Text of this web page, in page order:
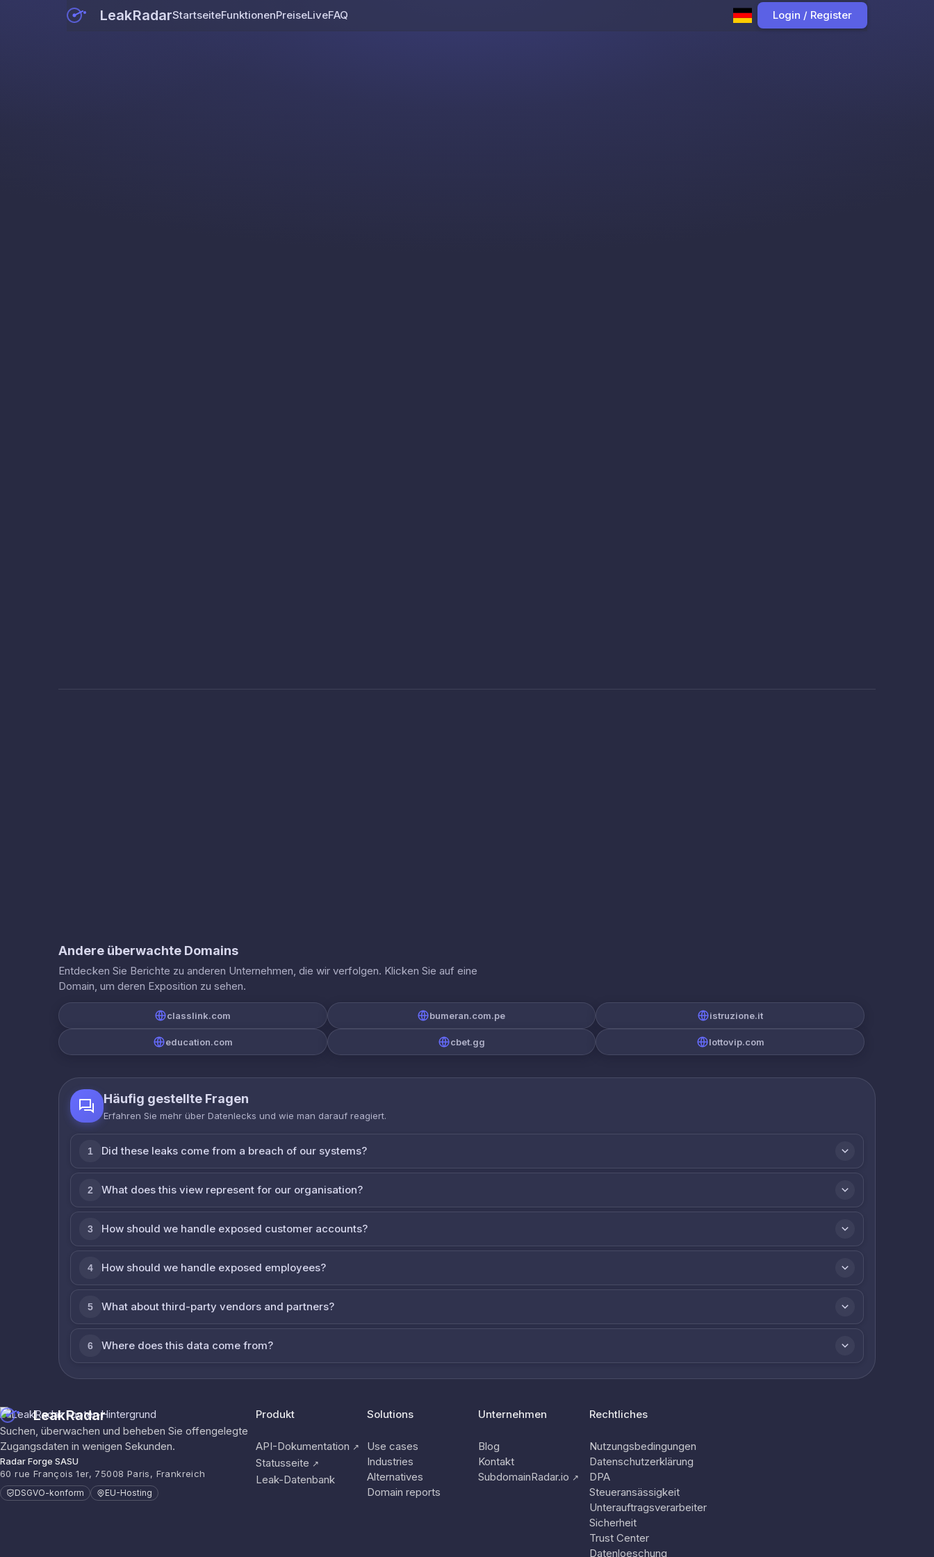
LeakRadarStartseiteFunktionenPreiseLiveFAQ Login / Register
Andere überwachte Domains
Entdecken Sie Berichte zu anderen Unternehmen, die wir verfolgen. Klicken Sie auf eine
Domain, um deren Exposition zu sehen.
classlink.com bumeran.com.pe istruzione.it
education.com cbet.gg lottovip.com
Häufig gestellte Fragen
Erfahren Sie mehr über Datenlecks und wie man darauf reagiert.
1 Did these leaks come from a breach of our systems?
2 What does this view represent for our organisation?
3 How should we handle exposed customer accounts?
4 How should we handle exposed employees?
5 What about third-party vendors and partners?
6 Where does this data come from?
LeakRadar
Suchen, überwachen und beheben Sie offengelegte
Zugangsdaten in wenigen Sekunden.
Radar Forge SASU
60 rue François 1er, 75008 Paris, Frankreich
DSGVO-konform EU-Hosting
Produkt
API-Dokumentation ↗
Statusseite ↗
Leak-Datenbank
Solutions
Use cases
Industries
Alternatives
Domain reports
Unternehmen
Blog
Kontakt
SubdomainRadar.io ↗
Rechtliches
Nutzungsbedingungen
Datenschutzerklärung
DPA
Steueransässigkeit
Unterauftragsverarbeiter
Sicherheit
Trust Center
Datenloeschung